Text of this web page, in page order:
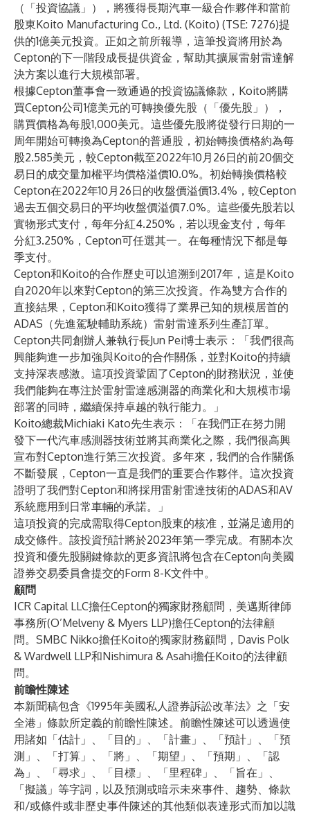
（「投資協議」），將獲得長期汽車一級合作夥伴和當前
股東Koito Manufacturing Co., Ltd. (Koito) (TSE: 7276)提
供的1億美元投資。正如之前所報導，這筆投資將用於為
Cepton的下一階段成長提供資金，幫助其擴展雷射雷達解
決方案以進行大規模部署。
根據Cepton董事會一致通過的投資協議條款，Koito將購
買Cepton公司1億美元的可轉換優先股（「優先股」），
購買價格為每股1,000美元。這些優先股將從發行日期的一
周年開始可轉換為Cepton的普通股，初始轉換價格約為每
股2.585美元，較Cepton截至2022年10月26日的前20個交
易日的成交量加權平均價格溢價10.0%。初始轉換價格較
Cepton在2022年10月26日的收盤價溢價13.4%，較Cepton
過去五個交易日的平均收盤價溢價7.0%。這些優先股若以
實物形式支付，每年分紅4.250%，若以現金支付，每年
分紅3.250%，Cepton可任選其一。在每種情況下都是每
季支付。
Cepton和Koito的合作歷史可以追溯到2017年，這是Koito
自2020年以來對Cepton的第三次投資。作為雙方合作的
直接結果，Cepton和Koito獲得了業界已知的規模居首的
ADAS（先進駕駛輔助系統）雷射雷達系列生產訂單。
Cepton共同創辦人兼執行長Jun Pei博士表示：「我們很高
興能夠進一步加強與Koito的合作關係，並對Koito的持續
支持深表感激。這項投資鞏固了Cepton的財務狀況，並使
我們能夠在專注於雷射雷達感測器的商業化和大規模市場
部署的同時，繼續保持卓越的執行能力。」
Koito總裁Michiaki Kato先生表示：「在我們正在努力開
發下一代汽車感測器技術並將其商業化之際，我們很高興
宣布對Cepton進行第三次投資。多年來，我們的合作關係
不斷發展，Cepton一直是我們的重要合作夥伴。這次投資
證明了我們對Cepton和將採用雷射雷達技術的ADAS和AV
系統應用到日常車輛的承諾。」
這項投資的完成需取得Cepton股東的核准，並滿足適用的
成交條件。該投資預計將於2023年第一季完成。有關本次
投資和優先股關鍵條款的更多資訊將包含在Cepton向美國
證券交易委員會提交的Form 8-K文件中。
顧問
ICR Capital LLC擔任Cepton的獨家財務顧問，美邁斯律師
事務所(O’Melveny & Myers LLP)擔任Cepton的法律顧
問。SMBC Nikko擔任Koito的獨家財務顧問，Davis Polk
& Wardwell LLP和Nishimura & Asahi擔任Koito的法律顧
問。
前瞻性陳述
本新聞稿包含《1995年美國私人證券訴訟改革法》之「安
全港」條款所定義的前瞻性陳述。前瞻性陳述可以透過使
用諸如「估計」、「目的」、「計畫」、「預計」、「預
測」、「打算」、「將」、「期望」、「預期」、「認
為」、「尋求」、「目標」、「里程碑」、「旨在」、
「擬議」等字詞，以及預測或暗示未來事件、趨勢、條款
和/或條件或非歷史事件陳述的其他類似表達形式而加以識